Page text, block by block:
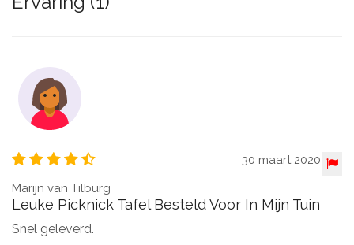
30 maart 2020
Marijn van Tilburg
Leuke Picknick Tafel Besteld Voor In Mijn Tuin
Snel geleverd.